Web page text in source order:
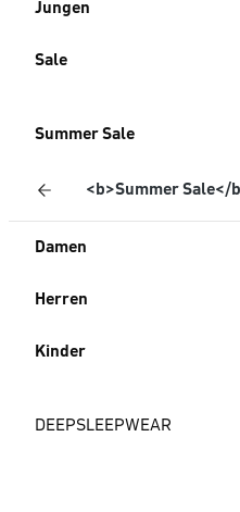
Jungen
Sale
Summer Sale
<b>Summer Sale</
Damen
Herren
Kinder
DEEPSLEEPWEAR